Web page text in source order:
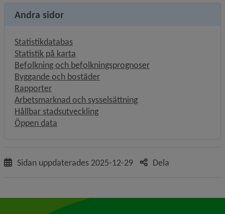
Andra sidor
Statistikdatabas
Statistik på karta
Befolkning och befolkningsprognoser
Byggande och bostäder
Rapporter
Arbetsmarknad och sysselsättning
Hållbar stadsutveckling
Öppen data
Sidan uppdaterades 2025-12-29 Dela